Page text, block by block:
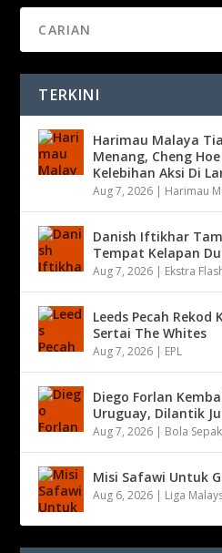
TERKINI
Harimau Malaya
Menang, Cheng
Kelebihan Aksi Di
Aug 7, 2026 | Harimau
Danish Iftikhar
Tempat Kelapan
Aug 7, 2026 | Ekstra
Leeds Pecah
Sertai The Whites
Aug 7, 2026 | EPL
Diego Forlan
Uruguay, Dilantik
Aug 7, 2026 | Bola Sepak
Misi Safawi Untuk
Aug 6, 2026 | Liga